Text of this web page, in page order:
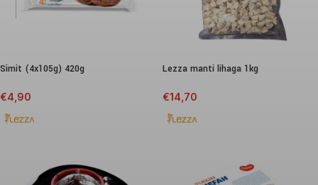
Simit (4x105g) 420g
€4,90
Lezza manti lihaga 1kg
€14,70